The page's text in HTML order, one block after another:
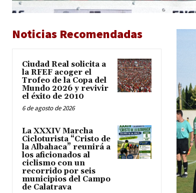
Noticias Recomendadas
Ciudad Real solicita a
la RFEF acoger el
Trofeo de la Copa del
Mundo 2026 y revivir
el éxito de 2010
6 de agosto de 2026
La XXXIV Marcha
Cicloturista “Cristo de
la Albahaca” reunirá a
los aficionados al
ciclismo con un
recorrido por seis
municipios del Campo
de Calatrava